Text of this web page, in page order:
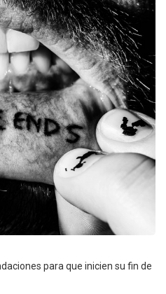
para que inicien su fin de